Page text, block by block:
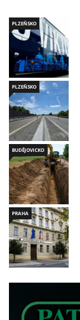
PLZEŇSKO
PLZEŇSKO
BUDĚJOVICKO
PRAHA